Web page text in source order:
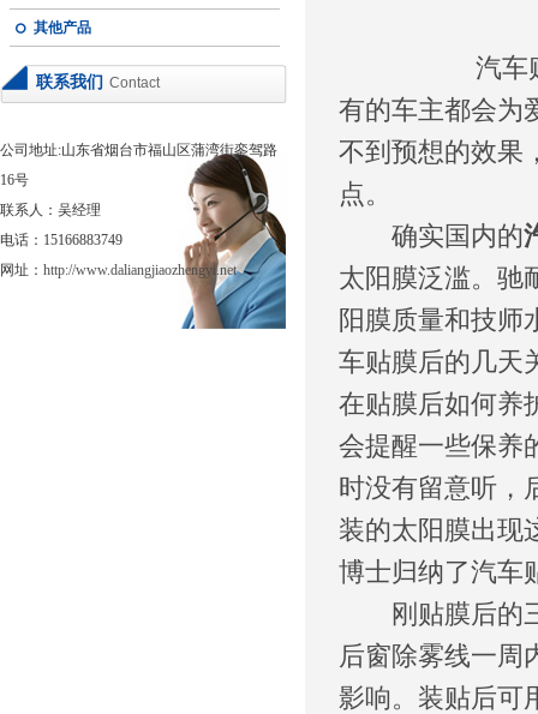
其他产品
联系我们 Contact
公司地址:山东省烟台市福山区蒲湾街銮驾路
16号
联系人：吴经理
电话：15166883749
网址： http://www.daliangjiaozhengyi.net
汽车贴膜现
有的车主都会为
不到预想的效果
点。
确实国内的
太阳膜泛滥。驰
阳膜质量和技师
车贴膜后的几天
在贴膜后如何养
会提醒一些保养
时没有留意听，
装的太阳膜出现
博士归纳了汽车
刚贴膜后的三
后窗除雾线一周
影响。装贴后可